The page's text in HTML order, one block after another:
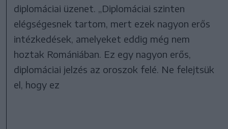
diplomáciai üzenet. „Diplomáciai szinten
elégségesnek tartom, mert ezek nagyon erős
intézkedések, amelyeket eddig még nem
hoztak Romániában. Ez egy nagyon erős,
diplomáciai jelzés az oroszok felé. Ne felejtsük
el, hogy ez